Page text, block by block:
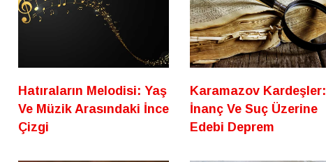
Hatıraların Melodisi: Yaş
Ve Müzik Arasındaki İnce
Çizgi
Karamazov Kardeşler:
İnanç Ve Suç Üzerine
Edebi Deprem